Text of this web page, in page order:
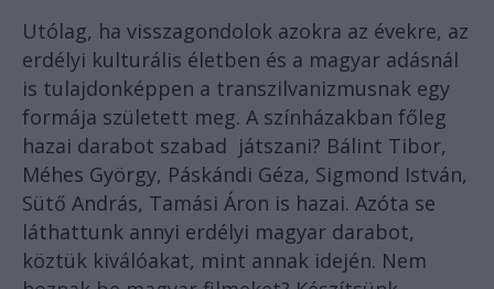
Utólag, ha visszagondolok azokra az évekre, az
erdélyi kulturális életben és a magyar adásnál
is tulajdonképpen a transzilvanizmusnak egy
formája született meg. A színházakban főleg
hazai darabot szabad játszani? Bálint Tibor,
Méhes György, Páskándi Géza, Sigmond István,
Sütő András, Tamási Áron is hazai. Azóta se
láthattunk annyi erdélyi magyar darabot,
köztük kiválóakat, mint annak idején. Nem